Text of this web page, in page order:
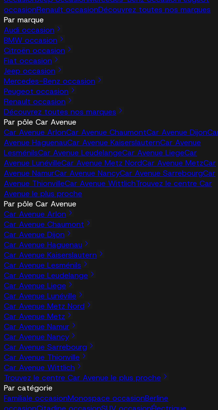
occasionRenault occasionDécouvrez toutes nos marques
Par marque
Audi occasion
BMW occasion
Citroën occasion
Fiat occasion
Jeep occasion
Mercedes-Benz occasion
Peugeot occasion
Renault occasion
Découvrez toutes nos marques
Par pôle Car Avenue
Car Avenue ArlonCar Avenue ChaumontCar Avenue Dijon
Avenue HaguenauCar Avenue KaiserslauternCar Avenue
LesménilsCar Avenue LeudelangeCar Avenue LiegeCar
Avenue LunévilleCar Avenue Metz NordCar Avenue MetzCar
Avenue NamurCar Avenue NancyCar Avenue SarrebourgCar
Avenue ThionvilleCar Avenue WittlichTrouvez le centre Car
Avenue le plus proche
Par pôle Car Avenue
Car Avenue Arlon
Car Avenue Chaumont
Car Avenue Dijon
Car Avenue Haguenau
Car Avenue Kaiserslautern
Car Avenue Lesménils
Car Avenue Leudelange
Car Avenue Liege
Car Avenue Lunéville
Car Avenue Metz Nord
Car Avenue Metz
Car Avenue Namur
Car Avenue Nancy
Car Avenue Sarrebourg
Car Avenue Thionville
Car Avenue Wittlich
Trouvez le centre Car Avenue le plus proche
Par catégorie
Familiale occasionMonospace occasionBerline